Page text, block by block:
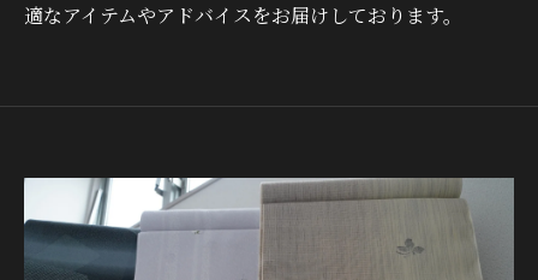
適なアイテムやアドバイスをお届けしております。